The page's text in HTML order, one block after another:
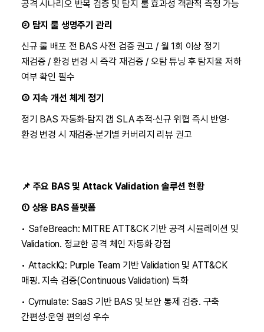
공격 시나리오 반복 검증 및 탐지 룰 효과성 객관적 측정 가능
② 탐지 룰 생명주기 관리
신규 룰 배포 전 BAS 사전 검증 권고 / 월 1회 이상 정기
재검증 / 환경 변경 시 즉각 재검증 / 오탐 튜닝 후 탐지율 저하
여부 확인 필수
③ 지속 개선 체계 정기
정기 BAS 자동화·탐지 갭 SLA 추적·신규 위협 즉시 반영·
환경 변경 시 재검증·분기별 커버리지 리뷰 권고
📌 주요 BAS 및 Attack Validation 솔루션 현황
① 상용 BAS 플랫폼
• SafeBreach: MITRE ATT&CK 기반 공격 시뮬레이션 및
Validation. 정교한 공격 체인 자동화 강점
• AttackIQ: Purple Team 기반 Validation 및 ATT&CK
매핑. 지속 검증(Continuous Validation) 특화
• Cymulate: SaaS 기반 BAS 및 보안 통제 검증. 구축
간편성·운영 편의성 우수